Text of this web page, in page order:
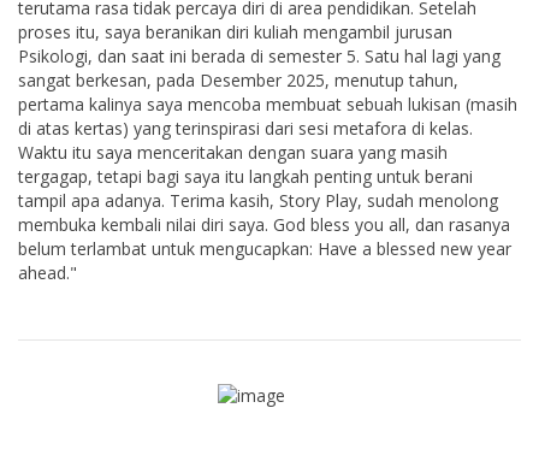
terutama rasa tidak percaya diri di area pendidikan. Setelah
proses itu, saya beranikan diri kuliah mengambil jurusan
Psikologi, dan saat ini berada di semester 5. Satu hal lagi yang
sangat berkesan, pada Desember 2025, menutup tahun,
pertama kalinya saya mencoba membuat sebuah lukisan (masih
di atas kertas) yang terinspirasi dari sesi metafora di kelas.
Waktu itu saya menceritakan dengan suara yang masih
tergagap, tetapi bagi saya itu langkah penting untuk berani
tampil apa adanya. Terima kasih, Story Play, sudah menolong
membuka kembali nilai diri saya. God bless you all, dan rasanya
belum terlambat untuk mengucapkan: Have a blessed new year
ahead."